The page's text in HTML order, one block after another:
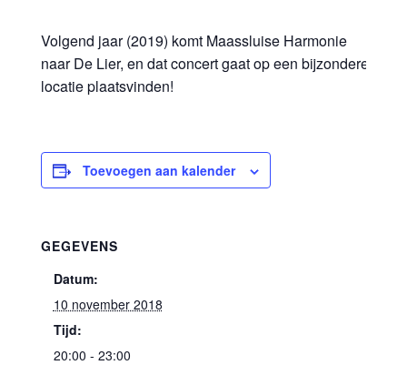
Volgend jaar (2019) komt Maassluise Harmonie
naar De Lier, en dat concert gaat op een bijzondere
locatie plaatsvinden!
Toevoegen aan kalender
GEGEVENS
Datum:
10 november 2018
Tijd:
20:00 - 23:00